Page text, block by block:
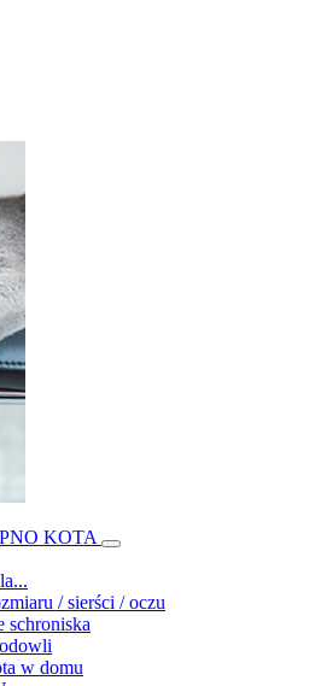
KOTA
/ sierści / oczu
schroniska
w domu